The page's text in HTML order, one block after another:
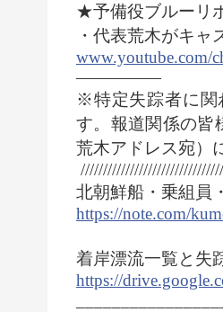
★予備役ブルーリ
・代表荒木がキャ
www.youtube.com/
―――――
※特定失踪者に関
す。報道関係の皆
荒木アドレス宛）
北朝鮮船・乗組員
https://note.com/
着岸漂流一覧と失
https://